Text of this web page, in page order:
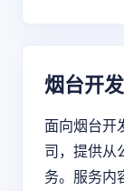
烟台开
面向烟台开
司，提供从
务。服务内